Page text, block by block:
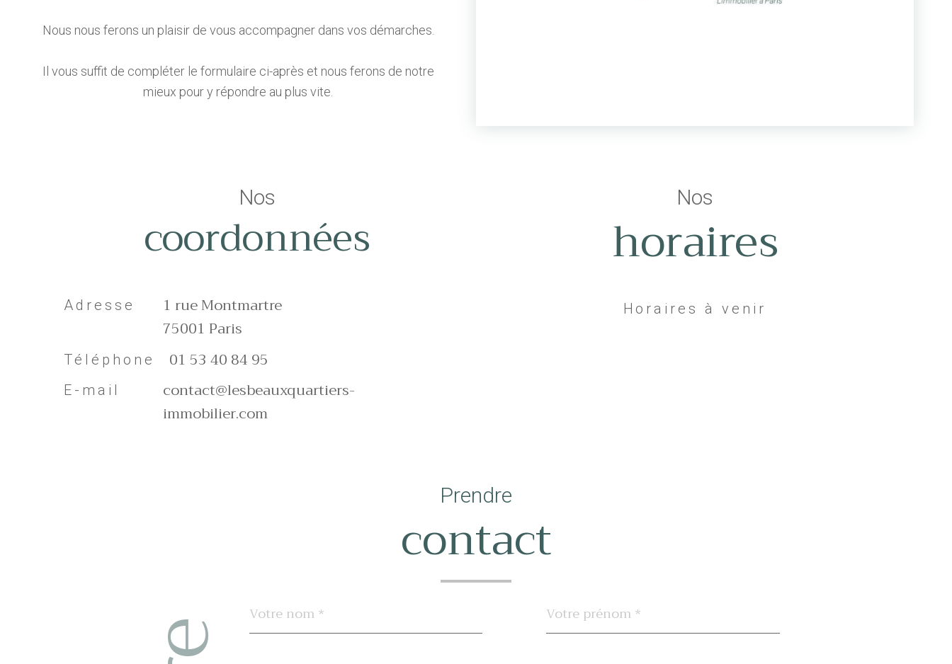
Nous nous ferons un plaisir de vous accompagner dans vos démarches.
Il vous suffit de compléter le formulaire ci-après et nous ferons de notre
mieux pour y répondre au plus vite.
Nos
coordonnées
Adresse
1 rue Montmartre
75001 Paris
Téléphone 01 53 40 84 95
E-mail
contact@lesbeauxquartiers-
immobilier.com
Nos
horaires
Horaires à venir
Prendre
contact
R
e
* *